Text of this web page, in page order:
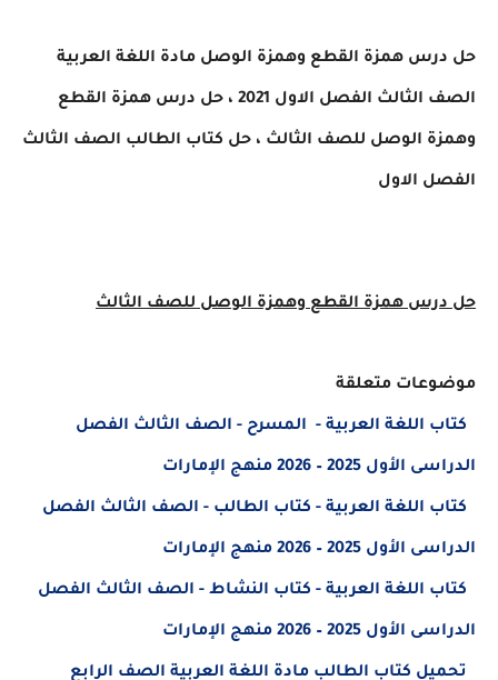
حل درس همزة القطع وهمزة الوصل مادة اللغة العربية
الصف الثالث الفصل الاول 2021 ، حل درس همزة القطع
وهمزة الوصل للصف الثالث ، حل كتاب الطالب الصف الثالث
الفصل الاول
حل درس همزة القطع وهمزة الوصل للصف الثالث
موضوعات متعلقة
كتاب اللغة العربية - المسرح - الصف الثالث الفصل
الدراسى الأول 2025 – 2026 منهج الإمارات
كتاب اللغة العربية - كتاب الطالب - الصف الثالث الفصل
الدراسى الأول 2025 – 2026 منهج الإمارات
كتاب اللغة العربية - كتاب النشاط - الصف الثالث الفصل
الدراسى الأول 2025 – 2026 منهج الإمارات
تحميل كتاب الطالب مادة اللغة العربية الصف الرابع